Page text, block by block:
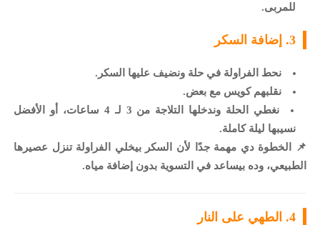
للمربى.
3. إضافة السكر
نحط الفراولة في حلة ونضيف عليها السكر.
نقلبهم كويس مع بعض.
نغطي الحلة وندخلها التلاجة من 3 لـ 4 ساعات، أو الأفضل
نسيبها ليلة كاملة.
📌 الخطوة دي مهمة جدًا لأن السكر بيخلي الفراولة تنزل عصيرها
الطبيعي، وده بيساعد في التسوية بدون إضافة مياه.
4. الطهي على النار